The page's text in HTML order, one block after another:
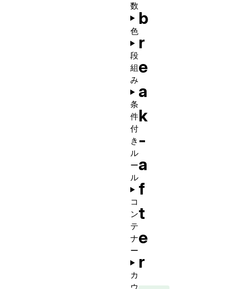
b
r
e
a
k
-
a
f
t
e
r
数
色
段
組
み
条
件
付
き
ル
ー
ル
コ
ン
テ
ナ
ー
カ
ウ